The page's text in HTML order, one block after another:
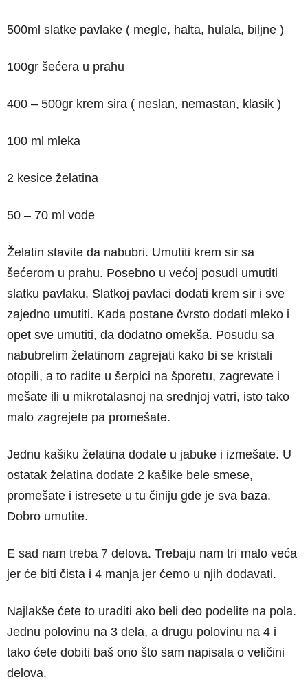
500ml slatke pavlake ( megle, halta, hulala, biljne )
100gr šećera u prahu
400 – 500gr krem sira ( neslan, nemastan, klasik )
100 ml mleka
2 kesice želatina
50 – 70 ml vode
Želatin stavite da nabubri. Umutiti krem sir sa
šećerom u prahu. Posebno u većoj posudi umutiti
slatku pavlaku. Slatkoj pavlaci dodati krem sir i sve
zajedno umutiti. Kada postane čvrsto dodati mleko i
opet sve umutiti, da dodatno omekša. Posudu sa
nabubrelim želatinom zagrejati kako bi se kristali
otopili, a to radite u šerpici na šporetu, zagrevate i
mešate ili u mikrotalasnoj na srednjoj vatri, isto tako
malo zagrejete pa promešate.
Jednu kašiku želatina dodate u jabuke i izmešate. U
ostatak želatina dodate 2 kašike bele smese,
promešate i istresete u tu činiju gde je sva baza.
Dobro umutite.
E sad nam treba 7 delova. Trebaju nam tri malo veća
jer će biti čista i 4 manja jer ćemo u njih dodavati.
Najlakše ćete to uraditi ako beli deo podelite na pola.
Jednu polovinu na 3 dela, a drugu polovinu na 4 i
tako ćete dobiti baš ono što sam napisala o veličini
delova.